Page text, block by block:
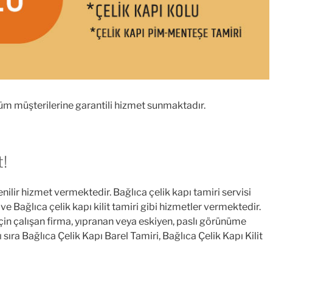
müşterilerine garantili hizmet sunmaktadır.
hizmet vermektedir. Bağlıca çelik kapı tamiri servisi
ve Bağlıca çelik kapı kilit tamiri gibi hizmetler vermektedir.
çalışan firma, yıpranan veya eskiyen, paslı görünüme
Bağlıca Çelik Kapı Barel Tamiri, Bağlıca Çelik Kapı Kilit